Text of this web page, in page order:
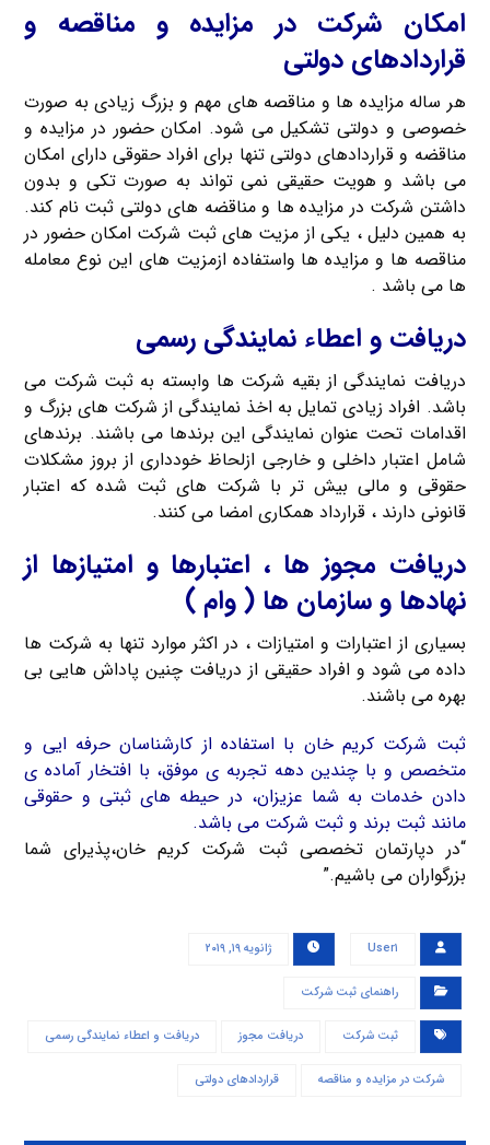
امکان شرکت در مزایده و مناقصه و
قراردادهای دولتی
هر ساله مزایده ها و مناقصه های مهم و بزرگ زیادی به صورت
خصوصی و دولتی تشکیل می شود. امکان حضور در مزایده و
مناقضه و قراردادهای دولتی تنها برای افراد حقوقی دارای امکان
می باشد و هویت حقیقی نمی تواند به صورت تکی و بدون
داشتن شرکت در مزایده ها و مناقضه های دولتی ثبت نام کند.
به همین دلیل ، یکی از مزیت های ثبت شرکت امکان حضور در
مناقصه ها و مزایده ها واستفاده ازمزیت های این نوع معامله
ها می باشد .
دریافت و اعطاء نمایندگی رسمی
دریافت نمایندگی از بقیه شرکت ها وابسته به ثبت شرکت می
باشد. افراد زیادی تمایل به اخذ نمایندگی از شرکت های بزرگ و
اقدامات تحت عنوان نمایندگی این برندها می باشند. برندهای
شامل اعتبار داخلی و خارجی ازلحاظ خودداری از بروز مشکلات
حقوقی و مالی بیش تر با شرکت های ثبت شده که اعتبار
قانونی دارند ، قرارداد همکاری امضا می کنند.
دریافت مجوز ها ، اعتبارها و امتیازها از
نهادها و سازمان ها ( وام )
بسیاری از اعتبارات و امتیازات ، در اکثر موارد تنها به شرکت ها
داده می شود و افراد حقیقی از دریافت چنین پاداش هایی بی
بهره می باشند.
ثبت شرکت کریم خان با استفاده از کارشناسان حرفه ایی و
متخصص و با چندین دهه تجربه ی موفق، با افتخار آماده ی
دادن خدمات به شما عزیزان، در حیطه های ثبتی و حقوقی
مانند ثبت برند و ثبت شرکت می باشد.
“در دپارتمان تخصصی ثبت شرکت کریم خان،پذیرای شما
بزرگواران می باشیم.”
User۱ ژانویه ۱۹, ۲۰۱۹
راهنمای ثبت شرکت
ثبت شرکت دریافت مجوز دریافت و اعطاء نمایندگی رسمی
شرکت در مزایده و مناقصه قراردادهای دولتی